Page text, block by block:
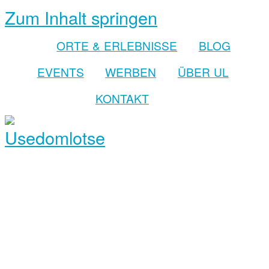
Zum Inhalt springen
ORTE & ERLEBNISSE
BLOG
EVENTS
WERBEN
ÜBER UL
KONTAKT